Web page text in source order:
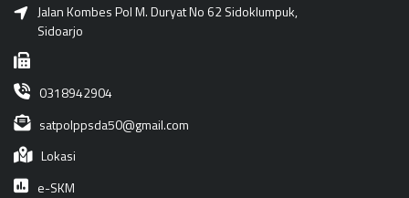
Jalan Kombes Pol M. Duryat No 62 Sidoklumpuk,
Sidoarjo
0318942904
satpolppsda50@gmail.com
Lokasi
e-SKM